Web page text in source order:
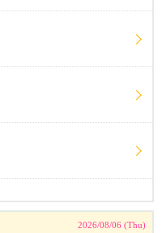
2026/08/06 (Thu)